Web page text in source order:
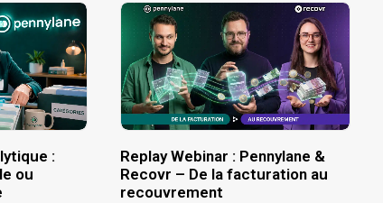
:
ou
Replay Webinar : Pennylane &
Recovr – De la facturation au
recouvrement